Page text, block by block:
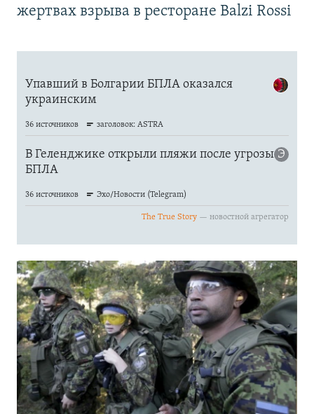
жертвах взрыва в ресторане Balzi Rossi